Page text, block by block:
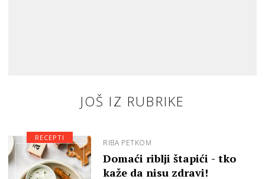
JOŠ IZ RUBRIKE
RIBA PETKOM
Domaći riblji štapići - tko
kaže da nisu zdravi!
RECEPTI